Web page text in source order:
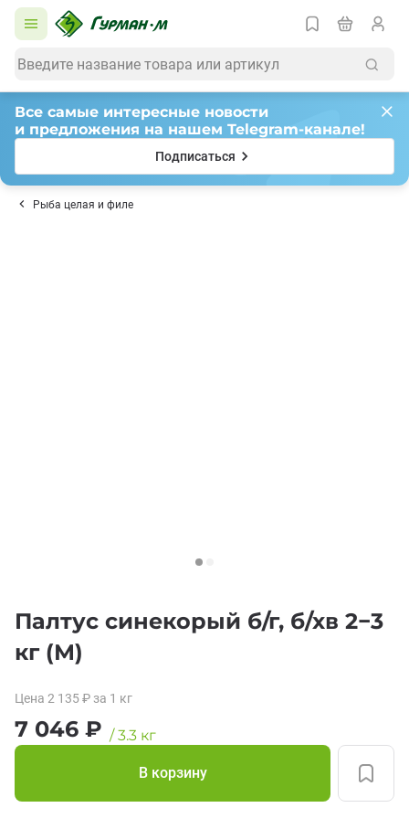
Все самые интересные новости
и предложения на нашем Telegram-канале!
Подписаться
Рыба целая и филе
Палтус синекорый б/г, б/хв 2−3
кг (М)
Цена 2 135₽ за 1 кг
7 046 ₽ /3.3 кг
В корзину